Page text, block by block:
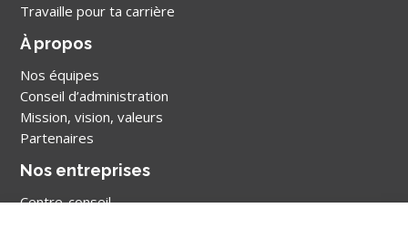
Travaille pour ta carrière
À propos
Nos équipes
Conseil d’administration
Mission, vision, valeurs
Partenaires
Nos entreprises
Centre-conseil